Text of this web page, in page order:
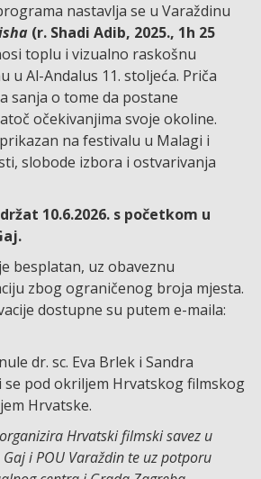
nastavlja se u Varaždinu
(r. Shadi Adib, 2025., 1h 25
toplu i vizualno raskošnu
u Al-Andalus 11. stoljeća. Priča
sanja o tome da postane
očekivanjima svoje okoline.
na festivalu u Malagi i
slobode izbora i ostvarivanja
10.6.2026. s početkom u
besplatan, uz obaveznu
zbog ograničenog broja mjesta.
dostupne su putem e-maila:
dr. sc. Eva Brlek i Sandra
se pod okriljem Hrvatskog filmskog
Hrvatske.
Hrvatski filmski savez u
i POU Varaždin te uz potporu